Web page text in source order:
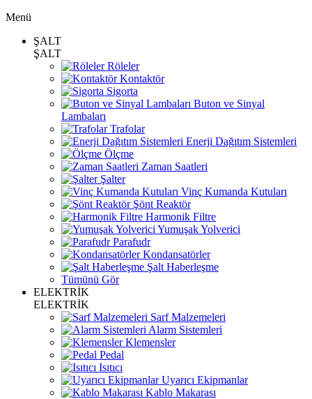
Menü
ŞALT
ŞALT
Röleler
Kontaktör
Sigorta
Buton ve Sinyal
Lambaları
Trafolar
Enerji Dağıtım Sistemleri
Ölçme
Zaman Saatleri
Şalter
Vinç Kumanda Kutuları
Şönt Reaktör
Harmonik Filtre
Yumuşak Yolverici
Parafudr
Kondansatörler
Şalt Haberleşme
Tümünü Gör
ELEKTRİK
ELEKTRİK
Sarf Malzemeleri
Alarm Sistemleri
Klemensler
Pedal
Isıtıcı
Uyarıcı Ekipmanlar
Kablo Makarası